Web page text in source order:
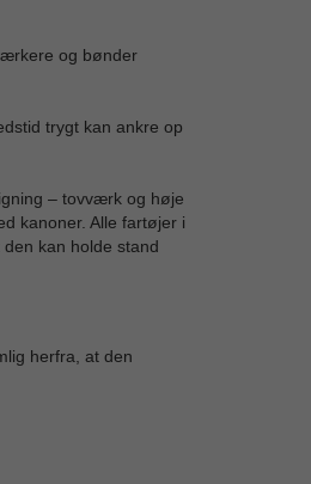
og bønder
trygt kan ankre op
– tovværk og høje
kanoner. Alle fartøjer i
kan holde stand
herfra, at den